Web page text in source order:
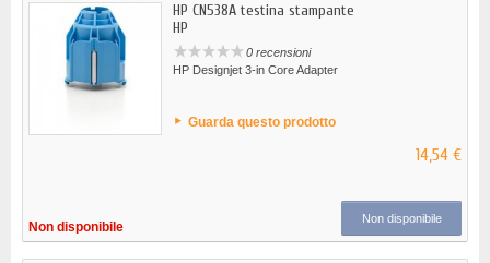
HP CN538A testina stampante
HP
0 recensioni
HP Designjet 3-in Core Adapter
Guarda questo prodotto
14,54 €
Non disponibile
Non disponibile